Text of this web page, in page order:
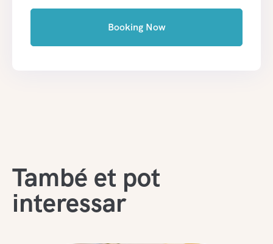
Booking Now
També et pot
interessar